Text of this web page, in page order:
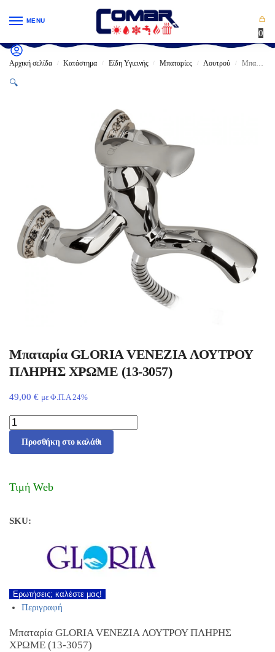
MENU
0
Αρχική σελίδα / Κατάστημα / Είδη Υγιεινής / Μπαταρίες / Λουτρού / Μπαταρία GLORIA VENEZIA ΛΟΥΤΡΟΥ ΠΛΗΡΗΣ ΧΡΩΜΕ (13-3057)
🔍
Μπαταρία GLORIA VENEZIA ΛΟΥΤΡΟΥ
ΠΛΗΡΗΣ ΧΡΩΜΕ (13-3057)
49,00 € με Φ.Π.Α 24%
Προσθήκη στο καλάθι
Τιμή Web
SKU:
Ερωτήσεις; καλέστε μας!
Περιγραφή
Μπαταρία GLORIA VENEZIA ΛΟΥΤΡΟΥ ΠΛΗΡΗΣ
ΧΡΩΜΕ (13-3057)